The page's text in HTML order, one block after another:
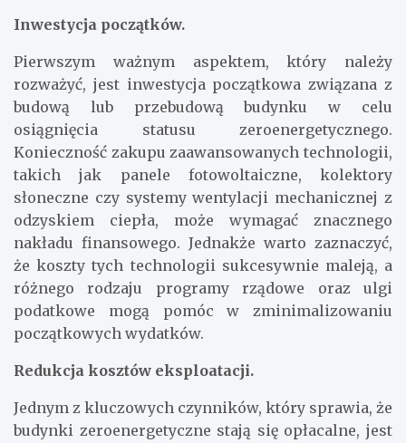
Inwestycja początków.
Pierwszym ważnym aspektem, który należy
rozważyć, jest inwestycja początkowa związana z
budową lub przebudową budynku w celu
osiągnięcia statusu zeroenergetycznego.
Konieczność zakupu zaawansowanych technologii,
takich jak panele fotowoltaiczne, kolektory
słoneczne czy systemy wentylacji mechanicznej z
odzyskiem ciepła, może wymagać znacznego
nakładu finansowego. Jednakże warto zaznaczyć,
że koszty tych technologii sukcesywnie maleją, a
różnego rodzaju programy rządowe oraz ulgi
podatkowe mogą pomóc w zminimalizowaniu
początkowych wydatków.
Redukcja kosztów eksploatacji.
Jednym z kluczowych czynników, który sprawia, że
budynki zeroenergetyczne stają się opłacalne, jest